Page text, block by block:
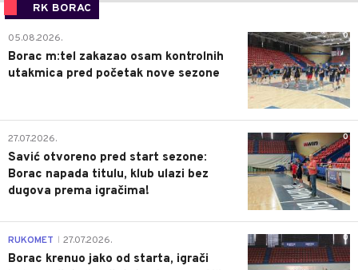
RK BORAC
0
05.08.2026.
Borac m:tel zakazao osam kontrolnih
utakmica pred početak nove sezone
0
27.07.2026.
Savić otvoreno pred start sezone:
Borac napada titulu, klub ulazi bez
dugova prema igračima!
0
RUKOMET 27.07.2026.
Borac krenuo jako od starta, igrači